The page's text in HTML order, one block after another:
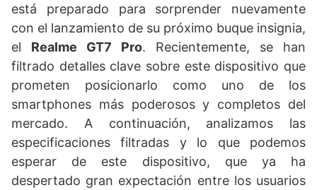
está preparado para sorprender nuevamente
con el lanzamiento de su próximo buque insignia,
el Realme GT7 Pro. Recientemente, se han
filtrado detalles clave sobre este dispositivo que
prometen posicionarlo como uno de los
smartphones más poderosos y completos del
mercado. A continuación, analizamos las
especificaciones filtradas y lo que podemos
esperar de este dispositivo, que ya ha
despertado gran expectación entre los usuarios